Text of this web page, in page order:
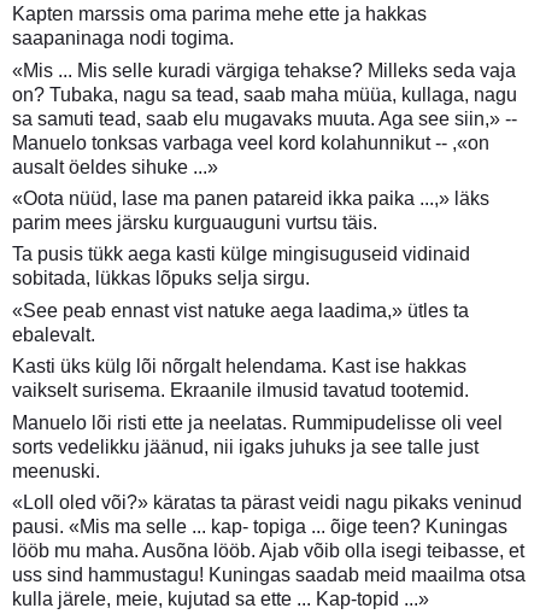
Kapten marssis oma parima mehe ette ja hakkas
saapaninaga nodi togima.
«Mis ... Mis selle kuradi värgiga tehakse? Milleks seda vaja
on? Tubaka, nagu sa tead, saab maha müüa, kullaga, nagu
sa samuti tead, saab elu mugavaks muuta. Aga see siin,» --
Manuelo tonksas varbaga veel kord kolahunnikut -- ,«on
ausalt öeldes sihuke ...»
«Oota nüüd, lase ma panen patareid ikka paika ...,» läks
parim mees järsku kurguauguni vurtsu täis.
Ta pusis tükk aega kasti külge mingisuguseid vidinaid
sobitada, lükkas lõpuks selja sirgu.
«See peab ennast vist natuke aega laadima,» ütles ta
ebalevalt.
Kasti üks külg lõi nõrgalt helendama. Kast ise hakkas
vaikselt surisema. Ekraanile ilmusid tavatud tootemid.
Manuelo lõi risti ette ja neelatas. Rummipudelisse oli veel
sorts vedelikku jäänud, nii igaks juhuks ja see talle just
meenuski.
«Loll oled või?» käratas ta pärast veidi nagu pikaks veninud
pausi. «Mis ma selle ... kap- topiga ... õige teen? Kuningas
lööb mu maha. Ausõna lööb. Ajab võib olla isegi teibasse, et
uss sind hammustagu! Kuningas saadab meid maailma otsa
kulla järele, meie, kujutad sa ette ... Kap-topid ...»